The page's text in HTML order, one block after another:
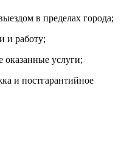
в пределах города;
и работу;
оказанные услуги;
и постгарантийное